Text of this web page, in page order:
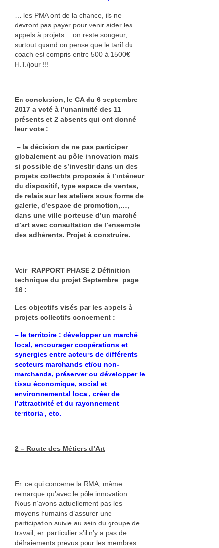
… les PMA ont de la chance, ils ne
devront pas payer pour venir aider les
appels à projets… on reste songeur,
surtout quand on pense que le tarif du
coach est compris entre 500 à 1500€
H.T./jour !!!
En conclusion, le CA du 6 septembre
2017 a voté à l’unanimité des 11
présents et 2 absents qui ont donné
leur vote :
– la décision de ne pas participer
globalement au pôle innovation mais
si possible de s’investir dans un des
projets collectifs proposés à l’intérieur
du dispositif, type espace de ventes,
de relais sur les ateliers sous forme de
galerie, d’espace de promotion,…,
dans une ville porteuse d’un marché
d’art avec consultation de l’ensemble
des adhérents. Projet à construire.
Voir RAPPORT PHASE 2 Définition
technique du projet Septembre page
16 :
Les objectifs visés par les appels à
projets collectifs concernent :
– le territoire : développer un marché
local, encourager coopérations et
synergies entre acteurs de différents
secteurs marchands et/ou non-
marchands, préserver ou développer le
tissu économique, social et
environnemental local, créer de
l’attractivité et du rayonnement
territorial, etc.
2 – Route des Métiers d’Art
En ce qui concerne la RMA, même
remarque qu’avec le pôle innovation.
Nous n’avons actuellement pas les
moyens humains d’assurer une
participation suivie au sein du groupe de
travail, en particulier s’il n’y a pas de
défraiements prévus pour les membres